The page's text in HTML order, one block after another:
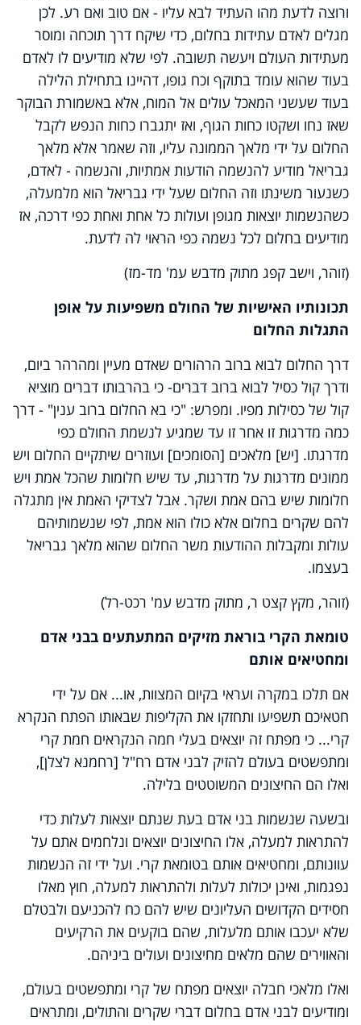
ורוצה לדעת מהו העתיד לבא עליו - אם טוב ואם רע. לכן
מגלים לאדם עתידות בחלום, כדי שיקח דרך תוכחה ומוסר
מעתידות העולם ויעשה תשובה. לפי שלא מודיעים לו לאדם
בעוד שהוא עומד בתוקף וכח גופו, דהיינו בתחילת הלילה
בעוד שעשני המאכל עולים אל המוח, אלא באשמורת הבוקר
שאז נחו ושקטו כחות הגוף, ואז יתגברו כחות הנפש לקבל
החלום על ידי מלאך הממונה עליו, וזה שאמר אלא מלאך
גבריאל מודיע להנשמה הודעות אמתיות, והנשמה - לאדם,
כשנעור משינתו וזה החלום שעל ידי גבריאל הוא מלמעלה,
כשהנשמות יוצאות מגופן ועולות כל אחת ואחת כפי דרכה, אז
מודיעים בחלום לכל נשמה כפי הראוי לה לדעת.
(זוהר, וישב קפג מתוק מדבש עמ' מד-מז)
תכונותיו האישיות של החולם משפיעות על אופן
התגלות החלום
דרך החלום לבוא ברוב הרהורים שאדם מעיין ומהרהר ביום,
ודרך קול כסיל לבוא ברוב דברים- כי בהרבותו דברים מוציא
קול של כסילות מפיו. ומפרש: "כי בא החלום ברוב ענין" - דרך
כמה מדרגות זו אחר זו עד שמגיע לנשמת החולם כפי
מדרגתו. [יש] מלאכים [הסומכים] ועוזרים שיתקיים החלום ויש
ממונים מדרגות על מדרגות, עד שיש חלומות שהכל אמת ויש
חלומות שיש בהם אמת ושקר. אבל לצדיקי האמת אין מתגלה
להם שקרים בחלום אלא כולו הוא אמת, לפי שנשמותיהם
עולות ומקבלות ההודעות משר החלום שהוא מלאך גבריאל
בעצמו.
(זוהר, מקץ קצט ר, מתוק מדבש עמ' רכט-רל)
טומאת הקרי בוראת מזיקים המתעתעים בבני אדם
ומחטיאים אותם
אם תלכו במקרה ועראי בקיום המצוות, או... אם על ידי
חטאיכם תשפיעו ותחזקו את הקליפות שבאותו הפתח הנקרא
קרי... כי מפתח זה יוצאים בעלי חמה הנקראים חמת קרי
ומתפשטים בעולם להזיק לבני אדם רח"ל [רחמנא לצלן],
ואלו הם החיצונים המשוטטים בלילה.
ובשעה שנשמות בני אדם בעת שנתם יוצאות לעלות כדי
להתראות למעלה, אלו החיצונים יוצאים ונלחמים אתם על
עוונותם, ומחטיאים אותם בטומאת קרי. ועל ידי זה הנשמות
נפגמות, ואינן יכולות לעלות ולהתראות למעלה, חוץ מאלו
חסידים הקדושים העליונים שיש להם כח להכניעם ולבטלם
שלא יעכבו אותם מלעלות, שהם בוקעים את הרקיעים
והאווירים שהם מלאים מחיצונים ועולים ביניהם.
ואלו מלאכי חבלה יוצאים מפתח של קרי ומתפשטים בעולם,
ומודיעים לבני אדם בחלום דברי שקרים והתולים, ומתראים